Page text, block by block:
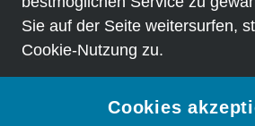
© 2026 bta first travel, DERTOUR
Datenschutz
AGB
Sie auf der Seite weitersurfen,
Cookie-Nutzung zu.
Cookies